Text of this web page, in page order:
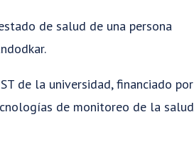
de salud de una persona
de la universidad, financiado por
de monitoreo de la salud